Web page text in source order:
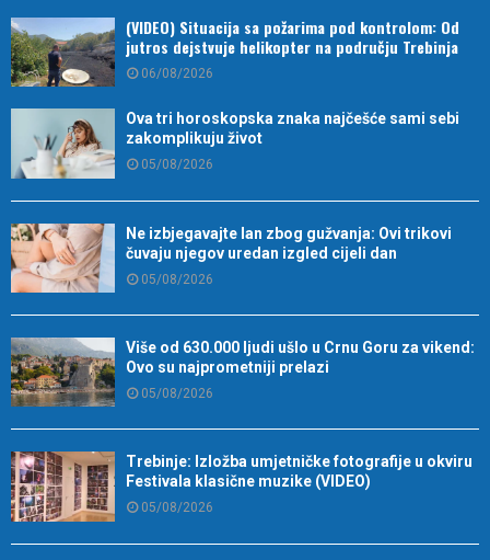
(VIDEO) Situacija sa požarima pod kontrolom: Od
jutros dejstvuje helikopter na području Trebinja
06/08/2026
Ova tri horoskopska znaka najčešće sami sebi
zakomplikuju život
05/08/2026
Ne izbjegavajte lan zbog gužvanja: Ovi trikovi
čuvaju njegov uredan izgled cijeli dan
05/08/2026
Više od 630.000 ljudi ušlo u Crnu Goru za vikend:
Ovo su najprometniji prelazi
05/08/2026
Trebinje: Izložba umjetničke fotografije u okviru
Festivala klasične muzike (VIDEO)
05/08/2026